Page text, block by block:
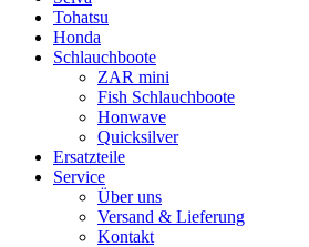
Tohatsu
Honda
Schlauchboote
ZAR mini
Fish Schlauchboote
Honwave
Quicksilver
Ersatzteile
Service
Über uns
Versand & Lieferung
Kontakt